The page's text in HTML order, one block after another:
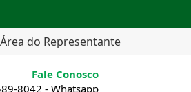
Área do Representante
Fale Conosco
8042 - Whatsapp